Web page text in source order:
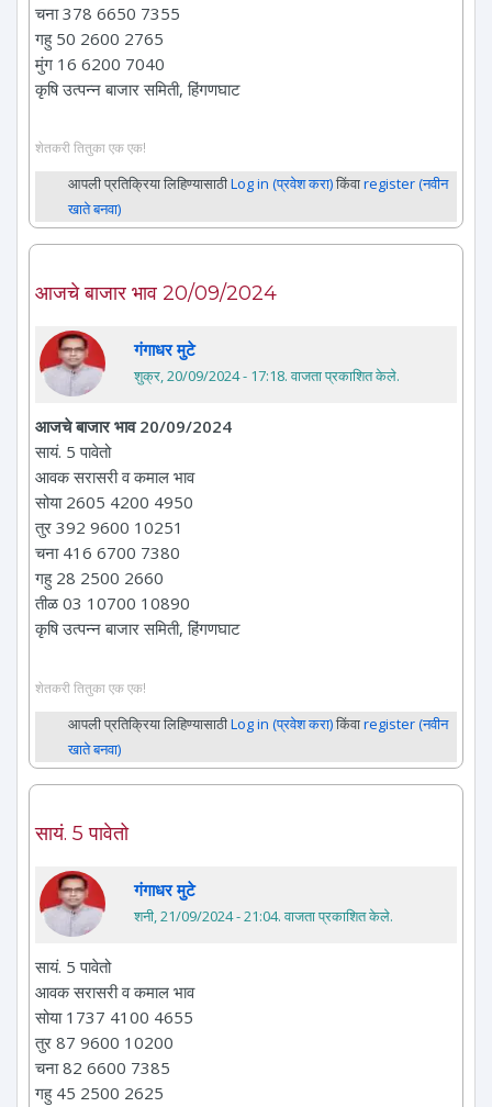
चना 378 6650 7355
गहु 50 2600 2765
मुंग 16 6200 7040
कृषि उत्पन्न बाजार समिती, हिंगणघाट
शेतकरी तितुका एक एक!
आपली प्रतिक्रिया लिहिण्यासाठीLog in (प्रवेश करा)किंवाregister (नवीन
खाते बनवा)
आजचे बाजार भाव 20/09/2024
गंगाधर मुटे
शुक्र, 20/09/2024 - 17:18. वाजता प्रकाशित केले.
आजचे बाजार भाव 20/09/2024
सायं. 5 पावेतो
आवक सरासरी व कमाल भाव
सोया 2605 4200 4950
तुर 392 9600 10251
चना 416 6700 7380
गहु 28 2500 2660
तीळ 03 10700 10890
कृषि उत्पन्न बाजार समिती, हिंगणघाट
शेतकरी तितुका एक एक!
आपली प्रतिक्रिया लिहिण्यासाठीLog in (प्रवेश करा)किंवाregister (नवीन
खाते बनवा)
सायं. 5 पावेतो
गंगाधर मुटे
शनी, 21/09/2024 - 21:04. वाजता प्रकाशित केले.
सायं. 5 पावेतो
आवक सरासरी व कमाल भाव
सोया 1737 4100 4655
तुर 87 9600 10200
चना 82 6600 7385
गहु 45 2500 2625